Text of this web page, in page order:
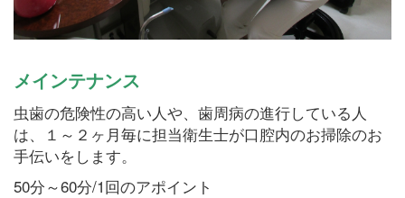
メインテナンス
虫歯の危険性の高い人や、歯周病の進行している人
は、１～２ヶ月毎に担当衛生士が口腔内のお掃除のお
手伝いをします。
50分～60分/1回のアポイント